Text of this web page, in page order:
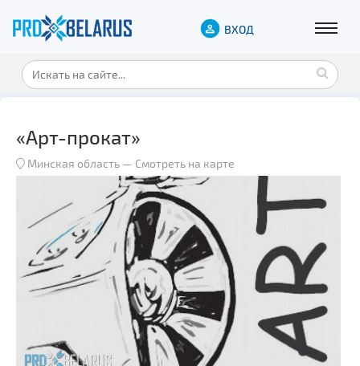
ВХОД
«Арт-прокат»
Минская область — Смотреть на карте